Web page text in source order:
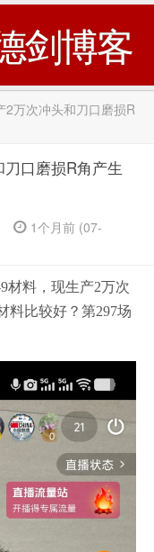
剑博客
2万次冲头和刀口磨损R
口磨损R角产生
1个月前 (07-
材料，现生产2万次
料比较好？第297场